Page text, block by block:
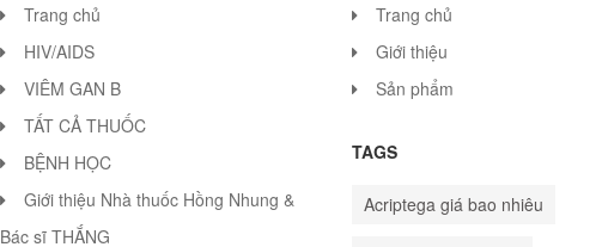
Trang chủ
HIV/AIDS
VIÊM GAN B
TẤT CẢ THUỐC
BỆNH HỌC
Giới thiệu Nhà thuốc Hồng Nhung &
Bác sĩ THẮNG
Trang chủ
Giới thiệu
Sản phẩm
TAGS
Acriptega giá bao nhiêu